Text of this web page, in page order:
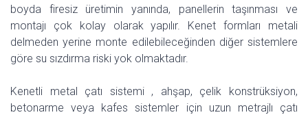
boyda firesiz üretimin yanında, panellerin taşınması ve
montajı çok kolay olarak yapılır. Kenet formları metali
delmeden yerine monte edilebileceğinden diğer sistemlere
göre su sızdırma riski yok olmaktadır.
Kenetli metal çatı sistemi , ahşap, çelik konstrüksiyon,
betonarme veya kafes sistemler için uzun metrajlı çatı